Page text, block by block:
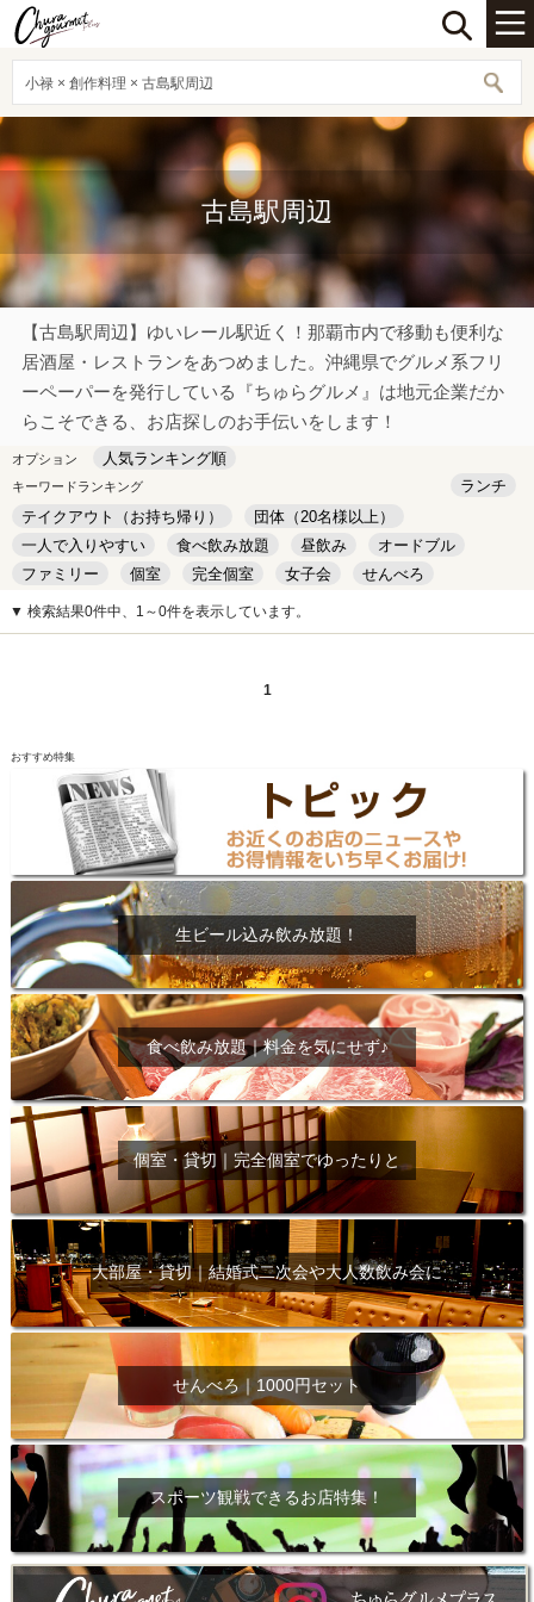
小禄 × 創作料理 × 古島駅周辺
古島駅周辺
【古島駅周辺】ゆいレール駅近く！那覇市内で移動も便利な
居酒屋・レストランをあつめました。沖縄県でグルメ系フリ
ーペーパーを発行している『ちゅらグルメ』は地元企業だか
らこそできる、お店探しのお手伝いをします！
オプション 人気ランキング順
キーワードランキング
ランチ
テイクアウト（お持ち帰り）
団体（20名様以上）
一人で入りやすい
食べ飲み放題 昼飲み
オードブル
ファミリー
個室 完全個室 女子会
せんべろ
キッズルーム
安い デート
▼ 検索結果0件中、1～0件を表示しています。
1
おすすめ特集
生ビール込み飲み放題！
食べ飲み放題｜料金を気にせず♪
個室・貸切｜完全個室でゆったりと
大部屋・貸切｜結婚式二次会や大人数飲み会に
せんべろ｜1000円セット
スポーツ観戦できるお店特集！